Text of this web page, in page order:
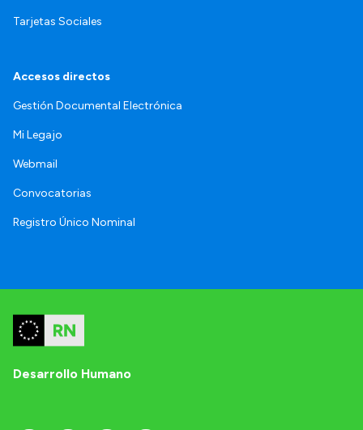
Tarjetas Sociales
Accesos directos
Gestión Documental Electrónica
Mi Legajo
Webmail
Convocatorias
Registro Único Nominal
Desarrollo Humano